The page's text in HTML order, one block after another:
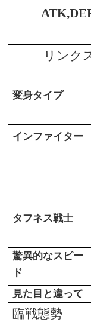
リンク
変身タイプ
インファイター
タフネス戦士
驚異的なスピー
ド
見た目と違って
臨戦態勢